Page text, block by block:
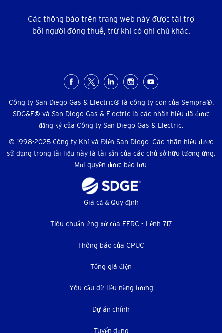
Các thông báo trên trang web này được tài trợ
bởi người đóng thuế, trừ khi có ghi chú khác.
xã
Công ty San Diego Gas & Electric® là công ty con của Sempra®.
SDG&E® và San Diego Gas & Electric là các nhãn hiệu đã được
đăng ký của Công ty San Diego Gas & Electric.
© 1998-2025 Công ty Khí và Điện San Diego. Các nhãn hiệu được
sử dụng trong tài liệu này là tài sản của các chủ sở hữu tương ứng.
Mọi quyền được bảo lưu.
Giá cả & Quy định
Tiêu chuẩn ứng xử của FERC - Lệnh 717
Thông báo của CPUC
Tổng giá điện
Yêu cầu dữ liệu năng lượng
Dự án chính
Tuyển dụng